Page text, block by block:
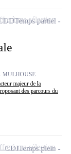
MULHOUSE
majeur de la
des parcours du
Temps partiel
à ma sélection
CDITemps plein
à ma sélection